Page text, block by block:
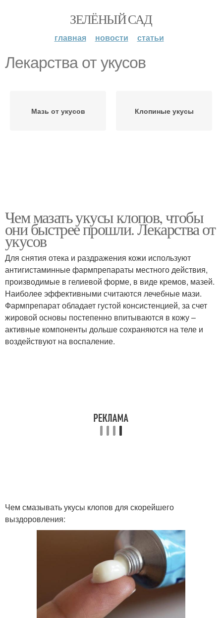
ЗЕЛЁНЫЙ САД
главная новости статьи
Лекарства от укусов
Мазь от укусов Клопиные укусы
Чем мазать укусы клопов, чтобы
они быстрее прошли. Лекарства от
укусов
Для снятия отека и раздражения кожи используют
антигистаминные фармпрепараты местного действия,
производимые в гелиевой форме, в виде кремов, мазей.
Наиболее эффективными считаются лечебные мази.
Фармпрепарат обладает густой консистенцией, за счет
жировой основы постепенно впитываются в кожу –
активные компоненты дольше сохраняются на теле и
воздействуют на воспаление.
Чем смазывать укусы клопов для скорейшего
выздоровления: